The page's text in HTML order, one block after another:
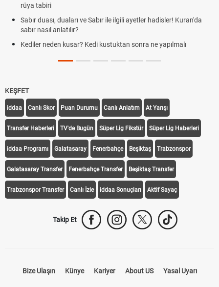
tabiri
duası, duaları ve Sabır ile ilgili ayetler hadisler! Kuran'da
nasıl anlatılır?
neden kusar? Kedi kustuktan sonra ne yapılmalı
KEŞFET
iddaa Canlı Skor Puan Durumu Canlı Anlatım At Yarışı
Transfer Haberleri TV'de Bugün Süper Lig Fikstür Süper Lig Haberleri
iddaa Programı Galatasaray Fenerbahçe Beşiktaş Trabzonspor
Galatasaray Transfer Fenerbahçe Transfer Beşiktaş Transfer
Trabzonspor Transfer Canlı İzle iddaa Sonuçları Aktif Sayaç
Takip Et
Bize Ulaşın Künye Kariyer About US Yasal Uyarı